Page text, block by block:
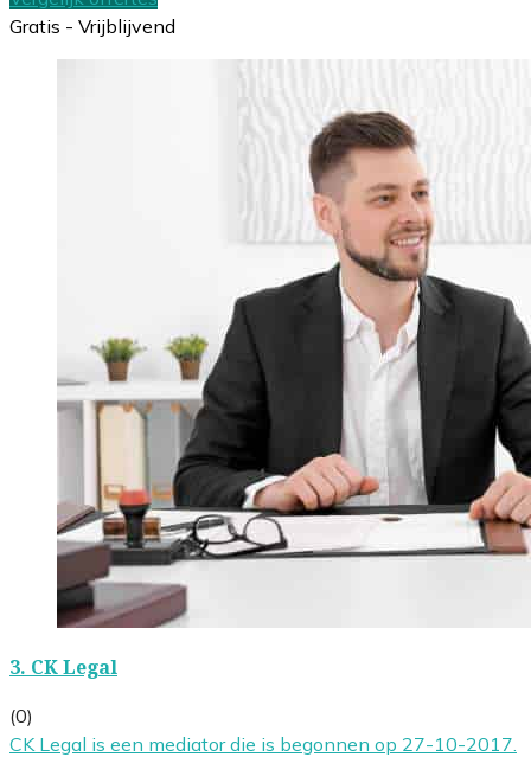
Gratis - Vrijblijvend
3. CK Legal
(0)
CK Legal is een mediator die is begonnen op 27-10-2017.